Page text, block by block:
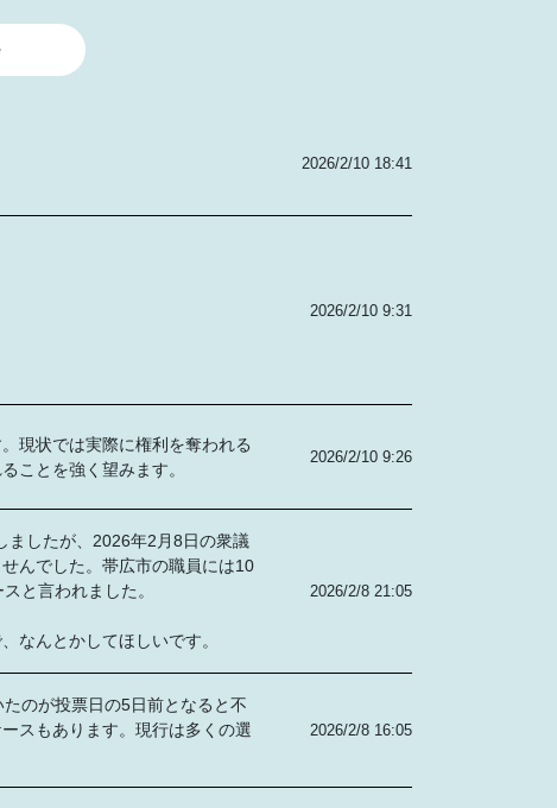
2026/2/10 18:41
2026/2/10 9:31
現状では実際に権利を奪われる
ことを強く望みます。
2026/2/10 9:26
ましたが、2026年2月8日の衆議
んでした。帯広市の職員には10
と言われました。
なんとかしてほしいです。
2026/2/8 21:05
のが投票日の5日前となると不
スもあります。現行は多くの選
2026/2/8 16:05